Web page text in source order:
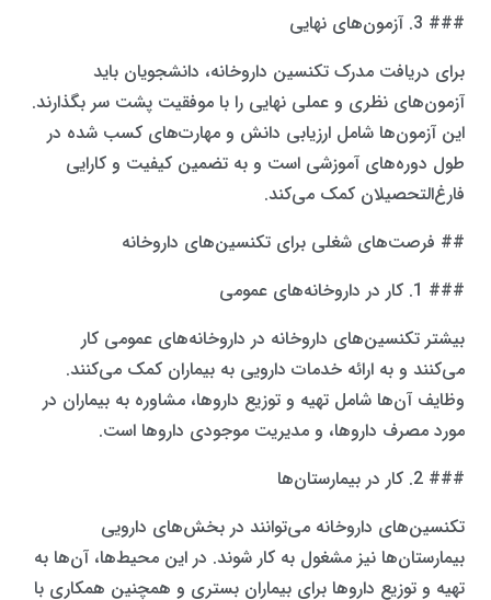
### 3. آزمون‌های نهایی
برای دریافت مدرک تکنسین داروخانه، دانشجویان باید
آزمون‌های نظری و عملی نهایی را با موفقیت پشت سر بگذارند.
این آزمون‌ها شامل ارزیابی دانش و مهارت‌های کسب شده در
طول دوره‌های آموزشی است و به تضمین کیفیت و کارایی
فارغ‌التحصیلان کمک می‌کند.
## فرصت‌های شغلی برای تکنسین‌های داروخانه
### 1. کار در داروخانه‌های عمومی
بیشتر تکنسین‌های داروخانه در داروخانه‌های عمومی کار
می‌کنند و به ارائه خدمات دارویی به بیماران کمک می‌کنند.
وظایف آن‌ها شامل تهیه و توزیع داروها، مشاوره به بیماران در
مورد مصرف داروها، و مدیریت موجودی داروها است.
### 2. کار در بیمارستان‌ها
تکنسین‌های داروخانه می‌توانند در بخش‌های دارویی
بیمارستان‌ها نیز مشغول به کار شوند. در این محیط‌ها، آن‌ها به
تهیه و توزیع داروها برای بیماران بستری و همچنین همکاری با